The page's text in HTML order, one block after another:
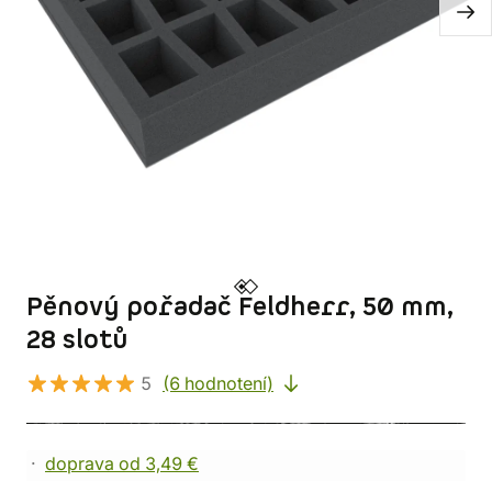
Pěnový pořadač Feldherr, 50 mm,
28 slotů
5 (6 hodnotení)
doprava od 3,49 €